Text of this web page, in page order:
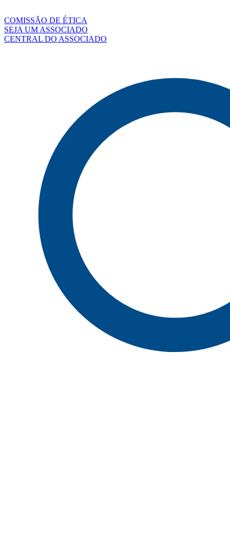
COMISSÃO DE ÉTICA
SEJA UM ASSOCIADO
CENTRAL DO ASSOCIADO